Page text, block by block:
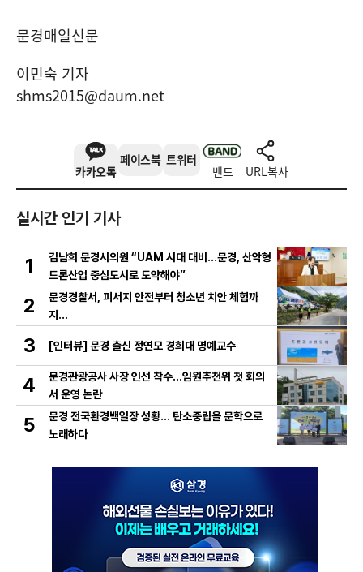
문경매일신문
이민숙 기자
shms2015@daum.net
카카오톡
페이스북 트위터
밴드 URL복사
실시간 인기 기사
1
김남희 문경시의원 “UAM 시대 대비…문경, 산악형
드론산업 중심도시로 도약해야”
2
문경경찰서, 피서지 안전부터 청소년 치안 체험까
지…
3 [인터뷰] 문경 출신 정연모 경희대 명예교수
4
문경관광공사 사장 인선 착수…임원추천위 첫 회의
서 운영 논란
5
문경 전국환경백일장 성황… 탄소중립을 문학으로
노래하다